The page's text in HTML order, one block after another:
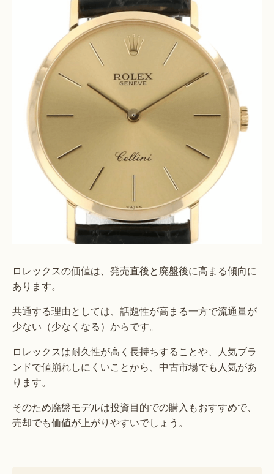
ロレックスの価値は、発売直後と廃盤後に高まる傾向に
あります。
共通する理由としては、話題性が高まる一方で流通量が
少ない（少なくなる）からです。
ロレックスは耐久性が高く長持ちすることや、人気ブラ
ンドで値崩れしにくいことから、中古市場でも人気があ
ります。
そのため廃盤モデルは投資目的での購入もおすすめで、
売却でも価値が上がりやすいでしょう。